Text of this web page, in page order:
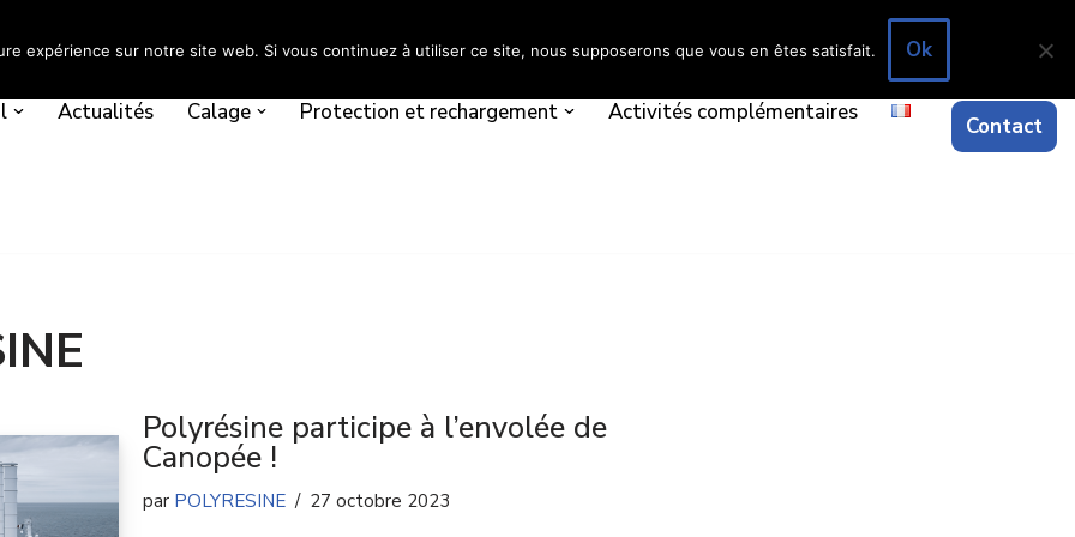
Actualités Calage Protection et rechargement Activités complémentaires
Contact
Polyrésine participe à l’envolée de
Canopée !
par POLYRESINE 27 octobre 2023
expérience sur notre site web. Si vous continuez à utiliser ce site, nous supposerons que vous en êtes satisfait. Ok